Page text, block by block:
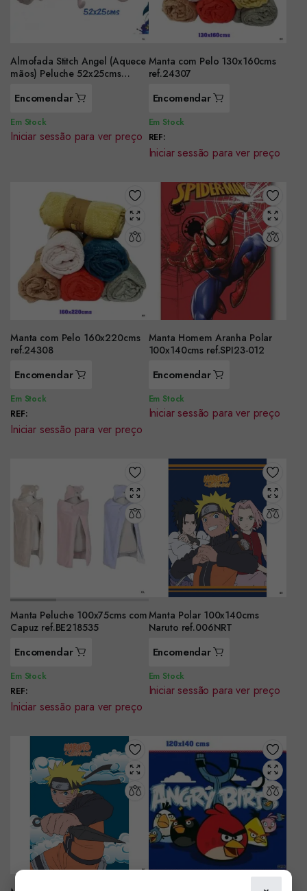
Almofada Stitch Angel (Aquece
mãos) Peluche 52x25cms
Encomendar
Em Stock
Iniciar sessão para ver preço
Manta com Pelo 130x160cms
ref.24307
Encomendar
Em Stock
REF:
Iniciar sessão para ver preço
Manta com Pelo 160x220cms
ref.24308
Encomendar
Em Stock
REF:
Iniciar sessão para ver preço
Manta Homem Aranha Polar
100x140cms ref.SPI23-012
Encomendar
Em Stock
Iniciar sessão para ver preço
Manta Peluche 100x75cms com
Capuz ref.BE218535
Encomendar
Em Stock
REF:
Iniciar sessão para ver preço
Manta Polar 100x140cms
Naruto ref.006NRT
Encomendar
Em Stock
Iniciar sessão para ver preço